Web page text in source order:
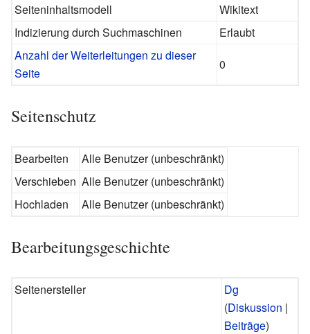
Seiteninhaltsmodell
Wikitext
Indizierung durch Suchmaschinen
Erlaubt
Anzahl der Weiterleitungen zu dieser
Seite
0
Seitenschutz
Bearbeiten
Alle Benutzer (unbeschränkt)
Verschieben Alle Benutzer (unbeschränkt)
Hochladen
Alle Benutzer (unbeschränkt)
Bearbeitungsgeschichte
Seitenersteller
Dg
(Diskussion |
Beiträge)